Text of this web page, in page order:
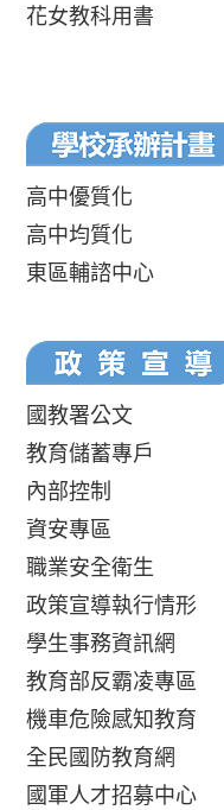
花女教科用書
高中優質化
高中均質化
東區輔諮中心
國教署公文
教育儲蓄專戶
內部控制
資安專區
職業安全衛生
政策宣導執行情形
學生事務資訊網
教育部反霸凌專區
機車危險感知教育
全民國防教育網
國軍人才招募中心